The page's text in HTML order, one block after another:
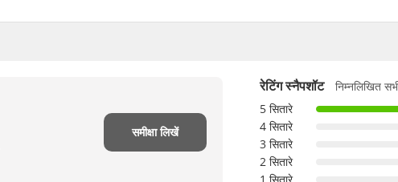
समीक्षा लिखें
रेटिंग स्नैपशॉट
निम्नलिखित
5 सितारे
4 सितारे
3 सितारे
2 सितारे